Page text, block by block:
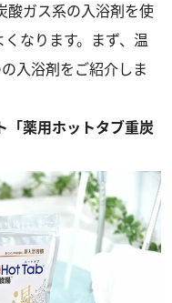
ガス系の入浴剤を使
なります。まず、温
入浴剤をご紹介しま
薬用ホットタブ重炭